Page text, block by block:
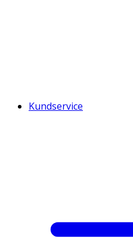
Kundservice